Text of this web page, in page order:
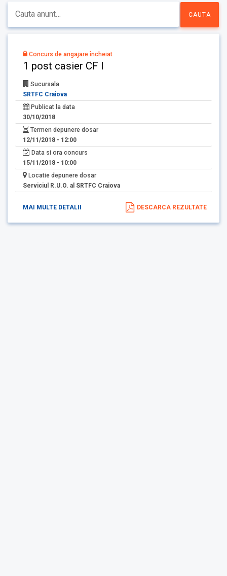
Concurs de angajare încheiat
1 post casier CF I
Sucursala
SRTFC Craiova
Publicat la data
30/10/2018
Termen depunere dosar
12/11/2018 - 12:00
Data si ora concurs
15/11/2018 - 10:00
Locatie depunere dosar
Serviciul R.U.O. al SRTFC Craiova
MAI MULTE DETALII DESCARCA REZULTATE